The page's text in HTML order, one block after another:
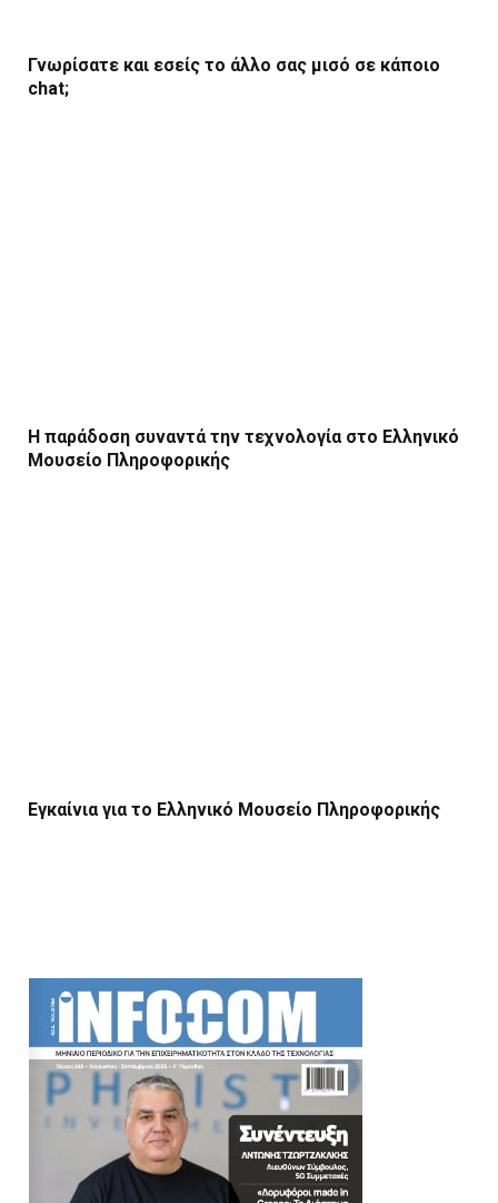
Γνωρίσατε και εσείς το άλλο σας μισό σε κάποιο
chat;
Η παράδοση συναντά την τεχνολογία στο Ελληνικό
Μουσείο Πληροφορικής
Εγκαίνια για το Ελληνικό Μουσείο Πληροφορικής